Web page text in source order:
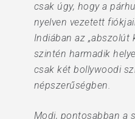
csak úgy, hogy a
nyelven vezetett
Indiában az „abszolút
szintén harmadik
csak két bollywoodi
népszerűségben.
Modi, pontosabban a